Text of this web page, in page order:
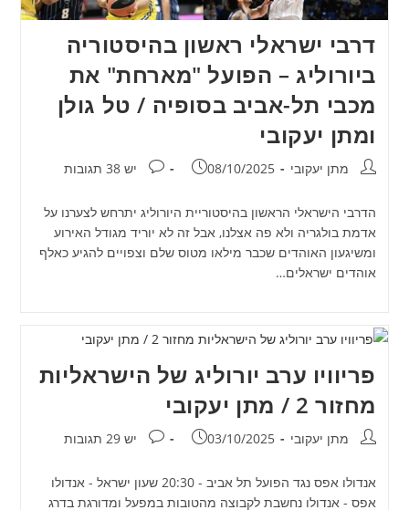
דרבי ישראלי ראשון בהיסטוריה
ביורוליג – הפועל "מארחת" את
מכבי תל-אביב בסופיה / טל גולן
ומתן יעקובי
מחבר:מתן יעקובי פורסם:
08/10/2025 תגובות:
יש 38 תגובות
הדרבי הישראלי הראשון בהיסטוריית היורוליג יתרחש לצערנו על
אדמת בולגריה ולא פה אצלנו, אבל זה לא יוריד מגודל האירוע
ומשיגעון האוהדים שכבר מילאו מטוס שלם וצפויים להגיע כאלף
אוהדים ישראלים…
פריוויו ערב יורוליג של הישראליות
מחזור 2 / מתן יעקובי
מחבר:מתן יעקובי פורסם:
03/10/2025 תגובות:
יש 29 תגובות
אנדולו אפס נגד הפועל תל אביב - 20:30 שעון ישראל - אנדולו
אפס - אנדולו נחשבת לקבוצה מהטובות במפעל ומדורגת בדרג